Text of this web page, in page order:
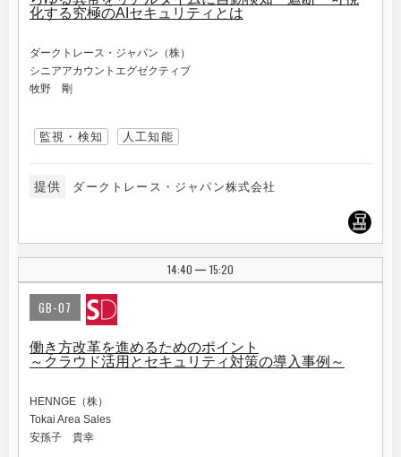
化する究極のAIセキュリティとは
ダークトレース・ジャパン（株）
シニアアカウントエグゼクティブ
牧野 剛
監視・検知 人工知能
提供 ダークトレース・ジャパン株式会社
14:40 | 15:20
GB-07
働き方改革を進めるためのポイント
～クラウド活用とセキュリティ対策の導入事例～
HENNGE（株）
Tokai Area Sales
安孫子 貴幸